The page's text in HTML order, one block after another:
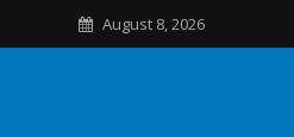
August 8, 2026